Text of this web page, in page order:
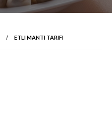
ETLI MANTI TARIFI